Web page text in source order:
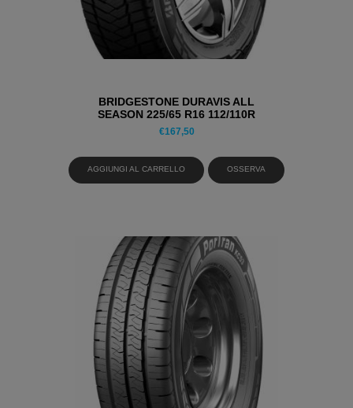
BRIDGESTONE DURAVIS ALL
SEASON 225/65 R16 112/110R
PNEUMATICI 4 STAGIONI
€167,50
AGGIUNGI AL CARRELLO OSSERVA